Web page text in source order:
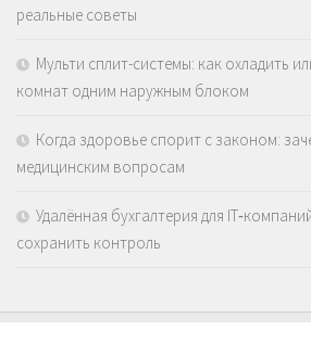
реальные советы
Мульти сплит-системы: как охладить
комнат одним наружным блоком
Когда здоровье спорит с законом:
медицинским вопросам
Удалённая бухгалтерия для
сохранить контроль